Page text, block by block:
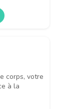
corps, votre
à la